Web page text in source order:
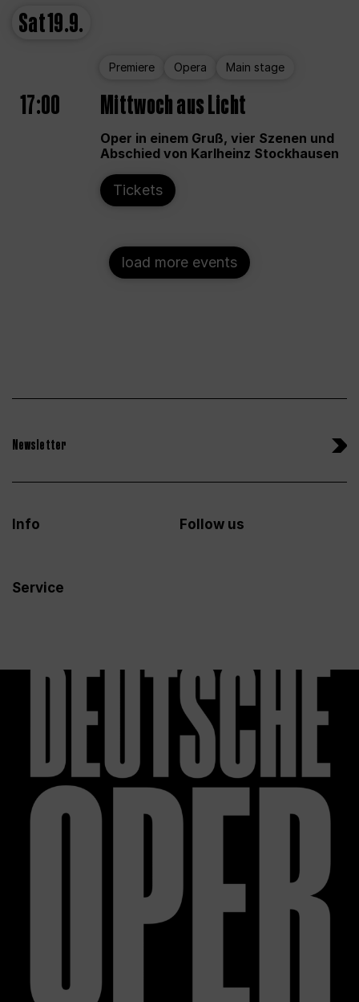
Sat19.9.
Premiere Opera Main stage
17:00 Mittwoch aus Licht
Oper in einem Gruß, vier Szenen und
Abschied von Karlheinz Stockhausen
Tickets
load more events
Newsletter
Info
Service
Follow us